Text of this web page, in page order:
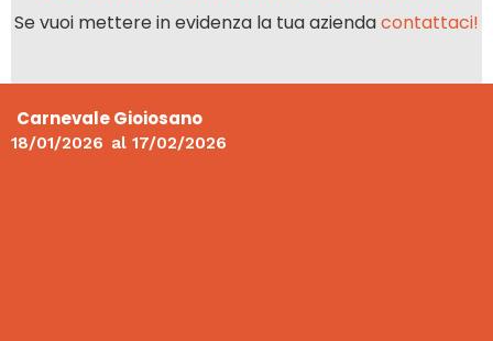
Se vuoi mettere in evidenza la tua aziendacontattaci!
Carnevale Gioiosano
18/01/2026 al 17/02/2026